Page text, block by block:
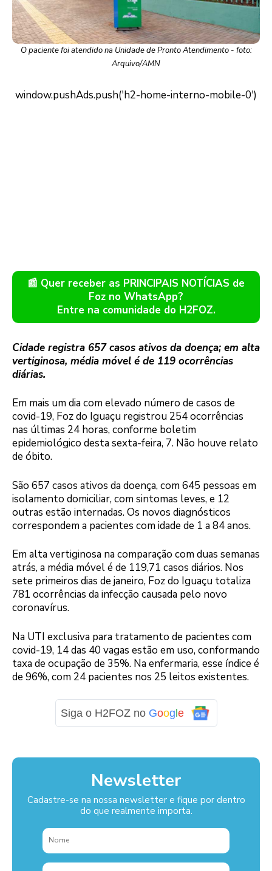
O paciente foi atendido na Unidade de Pronto Atendimento - foto:
Arquivo/AMN
📰 Quer receber as PRINCIPAIS NOTÍCIAS de
Foz no WhatsApp?
Entre na comunidade do H2FOZ.
Cidade registra 657 casos ativos da doença; em alta
vertiginosa, média móvel é de 119 ocorrências
diárias.
Em mais um dia com elevado número de casos de
covid-19, Foz do Iguaçu registrou 254 ocorrências
nas últimas 24 horas, conforme boletim
epidemiológico desta sexta-feira, 7. Não houve relato
de óbito.
São 657 casos ativos da doença, com 645 pessoas em
isolamento domiciliar, com sintomas leves, e 12
outras estão internadas. Os novos diagnósticos
correspondem a pacientes com idade de 1 a 84 anos.
Em alta vertiginosa na comparação com duas semanas
atrás, a média móvel é de 119,71 casos diários. Nos
sete primeiros dias de janeiro, Foz do Iguaçu totaliza
781 ocorrências da infecção causada pelo novo
coronavírus.
Na UTI exclusiva para tratamento de pacientes com
covid-19, 14 das 40 vagas estão em uso, conformando
taxa de ocupação de 35%. Na enfermaria, esse índice é
de 96%, com 24 pacientes nos 25 leitos existentes.
Siga o H2FOZ no Goog e
Newsletter
Cadastre-se na nossa newsletter e fique por dentro
do que realmente importa.